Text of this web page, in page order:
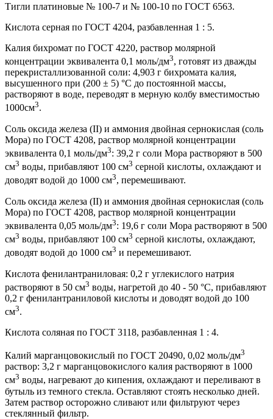
Тигли платиновые № 100-7 и № 100-10 по ГОСТ 6563.
Кислота серная по ГОСТ 4204, разбавленная 1 : 5.
Калия бихромат по ГОСТ 4220, раствор молярной
концентрации эквивалента 0,1 моль/дм3, готовят из дважды
перекристаллизованной соли: 4,903 г бихромата калия,
высушенного при (200 ± 5) °С до постоянной массы,
растворяют в воде, переводят в мерную колбу вместимостью
1000см3.
Соль оксида железа (II) и аммония двойная сернокислая (соль
Мора) по ГОСТ 4208, раствор молярной концентрации
эквивалента 0,1 моль/дм3: 39,2 г соли Мора растворяют в 500
см3 воды, прибавляют 100 см3 серной кислоты, охлаждают и
доводят водой до 1000 см3, перемешивают.
Соль оксида железа (II) и аммония двойная сернокислая (соль
Мора) по ГОСТ 4208, раствор молярной концентрации
эквивалента 0,05 моль/дм3: 19,6 г соли Мора растворяют в 500
см3 воды, прибавляют 100 см3 серной кислоты, охлаждают,
доводят водой до 1000 см3 и перемешивают.
Кислота фенилантраниловая: 0,2 г углекислого натрия
растворяют в 50 см3 воды, нагретой до 40 - 50 °С, прибавляют
0,2 г фенилантраниловой кислоты и доводят водой до 100
см3.
Кислота соляная по ГОСТ 3118, разбавленная 1 : 4.
Калий марганцовокислый по ГОСТ 20490, 0,02 моль/дм3
раствор: 3,2 г марганцовокислого калия растворяют в 1000
см3 воды, нагревают до кипения, охлаждают и переливают в
бутыль из темного стекла. Оставляют стоять несколько дней.
Затем раствор осторожно сливают или фильтруют через
стеклянный фильтр.